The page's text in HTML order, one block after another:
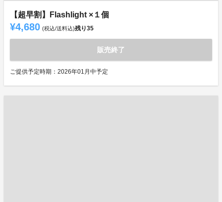
【超早割】Flashlight ×１個
¥4,680 (税込/送料込)残り35
販売終了
ご提供予定時期：2026年01月中予定